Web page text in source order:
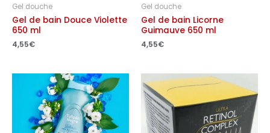
Gel douche
Gel de bain Douce Violette
650 ml
4,55€
Gel douche
Gel de bain Licorne
Guimauve 650 ml
4,55€